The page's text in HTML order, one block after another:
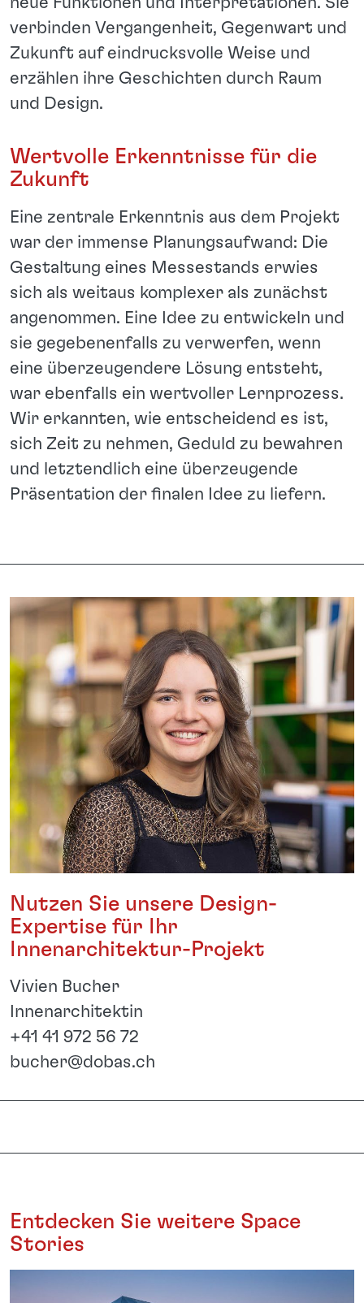
verbinden Vergangenheit, Gegenwart und
Zukunft auf eindrucksvolle Weise und
erzählen ihre Geschichten durch Raum
und Design.
Wertvolle Erkenntnisse für die
Zukunft
Eine zentrale Erkenntnis aus dem Projekt
war der immense Planungsaufwand: Die
Gestaltung eines Messestands erwies
sich als weitaus komplexer als zunächst
angenommen. Eine Idee zu entwickeln und
sie gegebenenfalls zu verwerfen, wenn
eine überzeugendere Lösung entsteht,
war ebenfalls ein wertvoller Lernprozess.
Wir erkannten, wie entscheidend es ist,
sich Zeit zu nehmen, Geduld zu bewahren
und letztendlich eine überzeugende
Präsentation der finalen Idee zu liefern.
Nutzen Sie unsere Design-
Expertise für Ihr
Innenarchitektur-Projekt
Vivien Bucher
Innenarchitektin
+41 41 972 56 72
bucher@dobas.ch
Entdecken Sie weitere Space
Stories